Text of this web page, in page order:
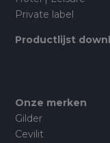
Private label
Productlijst
Onze merken
Gilder
Cevilit